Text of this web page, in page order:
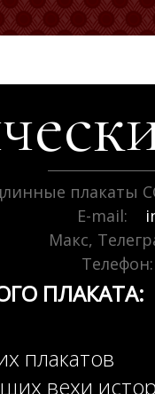
плакаты
E-mail:
Макс,
Телефон:
ПЛАКАТА:
плакатов
вехи